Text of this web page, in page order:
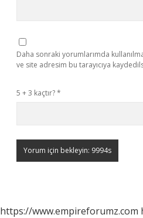
Daha sonraki yorumlarımda
ve site adresim bu tarayıcıya
5 + 3 kaçtır?*
https://www.empireforumz.com